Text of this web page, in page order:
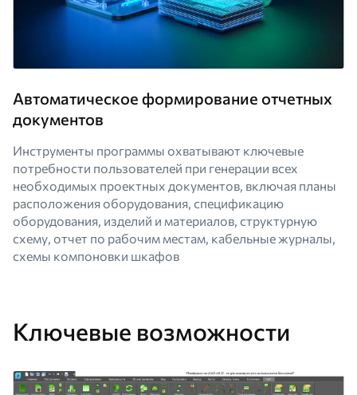
Автоматическое формирование отчетных
документов
Инструменты программы охватывают ключевые
потребности пользователей при генерации всех
необходимых проектных документов, включая планы
расположения оборудования, спецификацию
оборудования, изделий и материалов, структурную
схему, отчет по рабочим местам, кабельные журналы,
схемы компоновки шкафов
Ключевые возможности